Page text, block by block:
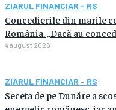
ZIARUL FINANCIAR - RS
Concedierile din marile
România. „Dacă au
4 august 2026
ZIARUL FINANCIAR - RS
Seceta de pe Dunăre a